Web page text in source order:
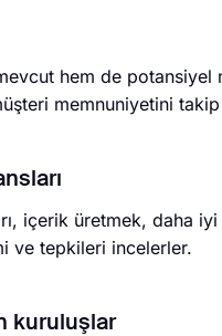
hem de
memnuniyetini
içerik üretmek, daha
ve tepkileri incelerler.
kuruluşlar